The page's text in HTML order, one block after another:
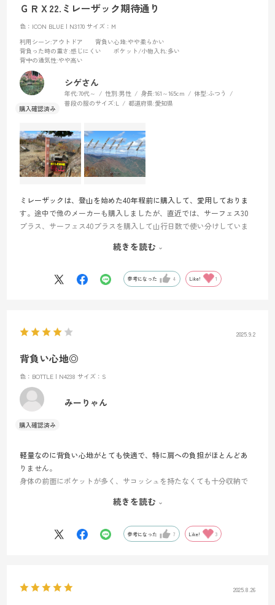
ＧＲＸ22.ミレーザック期待通り
色：ICON BLUE | N3170 サイズ：M
利用シーン:アウトドア 背負い心地:やや柔らかい
背負った時の重さ:感じにくい ポケット/小物入れ:多い
背中の通気性:やや高い
シゲさん
年代:70代～ 性別:男性 身長:161～165cm 体型:ふつう
普段の服のサイズ:L 都道府県:愛知県
ミレーザックは、登山を始めた40年程前に購入して、愛用しておりま
す。途中で他のメーカーも購入しましたが、直近では、サーフェス30
プラス、サーフェス40プラスを購入して山行日数で使い分けしていま
購入し、実際に、標高1077メートルの山で試してきました。概ね、満足
ベルトの幅が広い為、艶めかしい所で、サーフェスの肩ベルトは、熊
スプレーホルダーが難なく取り付けできたので、色々検討してみたい
ットルを持っておりますが、(モンベル)幌尻岳、北アルプスの水晶岳で
年、庚申山荘で前泊してそこから、皇海山へ登山計画しており、サー
続きを読む
参考になった 4 Like! 1
2025.9.2
背負い心地◎
色：BOTTLE | N4238 サイズ：S
みーりゃん
軽量なのに背負い心地がとても快適で、特に肩への負担がほとんどあ
りません。
身体の前面にポケットが多く、サコッシュを持たなくても十分収納で
一方で、ハイドレーションの出口が小さいことと、チューブを固定す
価は星4つとしました。
続きを読む
参考になった 7 Like! 3
2025.8.26